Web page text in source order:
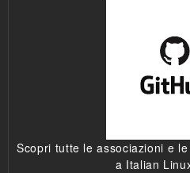
Scopri tutte le associazioni e
a Italian